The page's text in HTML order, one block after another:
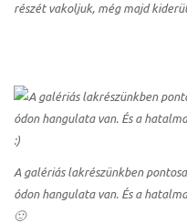
részét vakoljuk, még majd
A galériás lakrészünkben
ódon hangulata van. És a
🙂